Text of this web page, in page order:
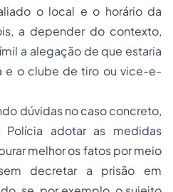
o local e o horário da
a depender do contexto,
a alegação de que estaria
e o clube de tiro ou vice-e-
dúvidas no caso concreto,
adotar as medidas
melhor os fatos por meio
decretar a prisão em